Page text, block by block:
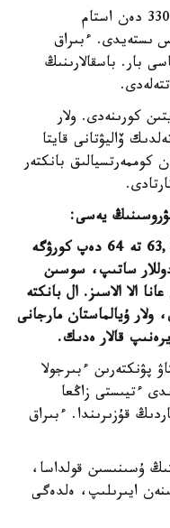
بۇگىندە بۇكىل قىرعىزستان بويىنشا 3300 دەن استام
ىستەيدى. ءبىراق
بار. باسقالارىنىڭ
كورىنەدى. ولار
ۆاليۋتانى قايتا
كوممەرتسيالىق بانكتەر
يەسى:
- ايىرباستاۋ پۋنكتەرىندەگى مارجا 63,85 تە 64 دەپ كورۋگە
ءجۇز دوللار ساتىپ، سوسىن
الا الاسىز. ال بانكتە
ولار ۇيالماستان مارجانى
پۋنكتەرىن ءبىرجولا
ءتيىستى زاڭعا
قۇزىرىندا. ءبىراق
ۇسىنىسىن قولداسا،
ايىرىلىپ، ەلدەگى